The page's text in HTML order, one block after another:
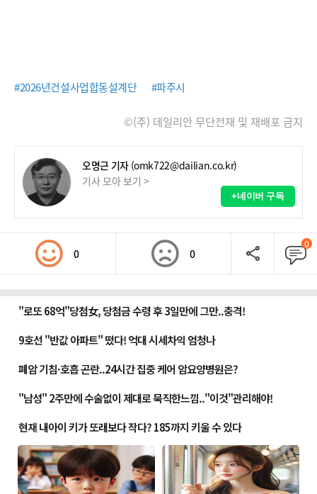
#2026년건설사업합동설계단 #파주시
©(주) 데일리안 무단전재 및 재배포 금지
오명근 기자 (omk722@dailian.co.kr)
기사 모아 보기 >
+네이버 구독
0 0
0